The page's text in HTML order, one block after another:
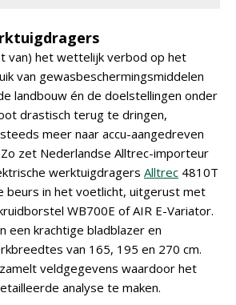
van) het wettelijk verbod op het
van gewasbeschermingsmiddelen
landbouw én de doelstellingen onder
drastisch terug te dringen,
meer naar accu-aangedreven
zet Nederlandse Alltrec-importeur
werktuigdragers Alltrec 4810T
beurs in het voetlicht, uitgerust met
WB700E of AIR E-Variator.
een krachtige bladblazer en
van 165, 195 en 270 cm.
veldgegevens waardoor het
analyse te maken.